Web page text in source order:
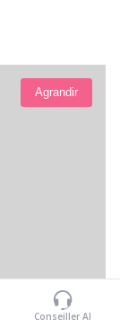
Agrandir
Conseiller AI